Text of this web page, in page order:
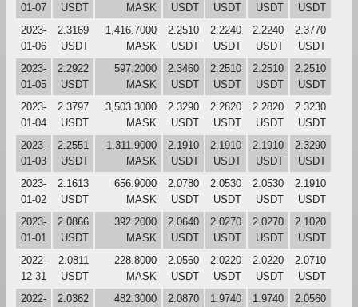
01-07
USDT
MASK
USDT
USDT
USDT
USDT
2023-
01-06
2.3169
USDT
1,416.7000
MASK
2.2510
USDT
2.2240
USDT
2.2240
USDT
2.3770
USDT
2023-
01-05
2.2922
USDT
597.2000
MASK
2.3460
USDT
2.2510
USDT
2.2510
USDT
2.2510
USDT
2023-
01-04
2.3797
USDT
3,503.3000
MASK
2.3290
USDT
2.2820
USDT
2.2820
USDT
2.3230
USDT
2023-
01-03
2.2551
USDT
1,311.9000
MASK
2.1910
USDT
2.1910
USDT
2.1910
USDT
2.3290
USDT
2023-
01-02
2.1613
USDT
656.9000
MASK
2.0780
USDT
2.0530
USDT
2.0530
USDT
2.1910
USDT
2023-
01-01
2.0866
USDT
392.2000
MASK
2.0640
USDT
2.0270
USDT
2.0270
USDT
2.1020
USDT
2022-
12-31
2.0811
USDT
228.8000
MASK
2.0560
USDT
2.0220
USDT
2.0220
USDT
2.0710
USDT
2022-
2.0362
482.3000
2.0870
1.9740
1.9740
2.0560